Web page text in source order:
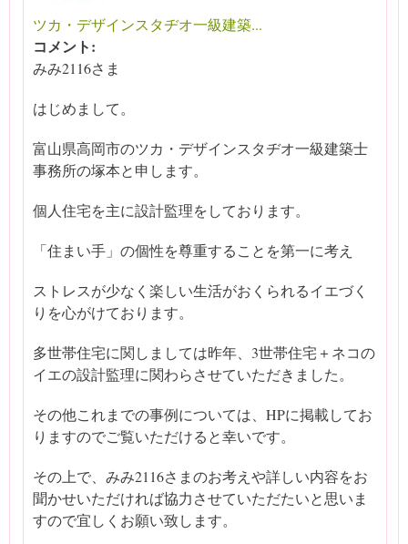
ツカ・デザインスタヂオ一級建築...
コメント:
みみ2116さま
はじめまして。
富山県高岡市のツカ・デザインスタヂオ一級建築士
事務所の塚本と申します。
個人住宅を主に設計監理をしております。
「住まい手」の個性を尊重することを第一に考え
ストレスが少なく楽しい生活がおくられるイエづく
りを心がけております。
多世帯住宅に関しましては昨年、3世帯住宅＋ネコの
イエの設計監理に関わらさせていただきました。
その他これまでの事例については、HPに掲載してお
りますのでご覧いただけると幸いです。
その上で、みみ2116さまのお考えや詳しい内容をお
聞かせいただければ協力させていただたいと思いま
すので宜しくお願い致します。